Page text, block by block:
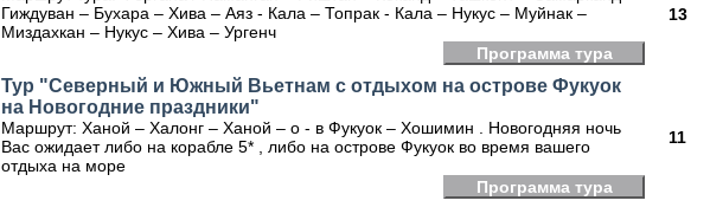
Гиждуван – Бухара – Хива – Аяз - Кала – Топрак - Кала – Нукус – Муйнак –
Миздахкан – Нукус – Хива – Ургенч
Программа тура
13
Тур "Северный и Южный Вьетнам с отдыхом на острове Фукуок
на Новогодние праздники"
Маршрут: Ханой – Халонг – Ханой – о - в Фукуок – Хошимин . Новогодняя ночь
Вас ожидает либо на корабле 5* , либо на острове Фукуок во время вашего
отдыха на море
Программа тура
11